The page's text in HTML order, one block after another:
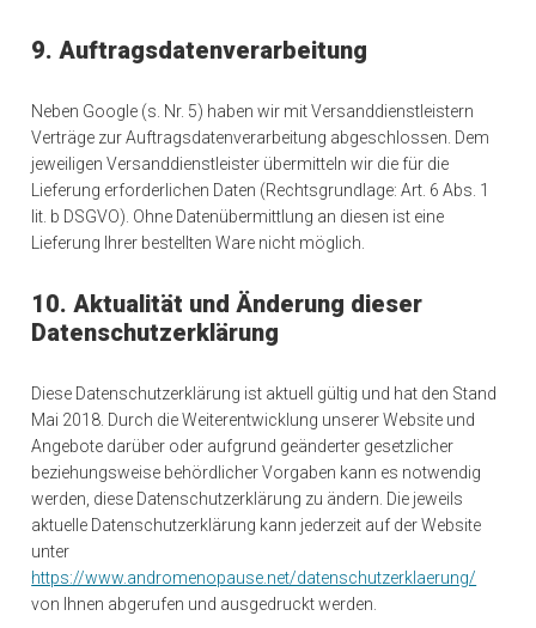
9. Auftragsdatenverarbeitung
Neben Google (s. Nr. 5) haben wir mit Versanddienstleistern
Verträge zur Auftragsdatenverarbeitung abgeschlossen. Dem
jeweiligen Versanddienstleister übermitteln wir die für die
Lieferung erforderlichen Daten (Rechtsgrundlage: Art. 6 Abs. 1
lit. b DSGVO). Ohne Datenübermittlung an diesen ist eine
Lieferung Ihrer bestellten Ware nicht möglich.
10. Aktualität und Änderung dieser
Datenschutzerklärung
Diese Datenschutzerklärung ist aktuell gültig und hat den Stand
Mai 2018. Durch die Weiterentwicklung unserer Website und
Angebote darüber oder aufgrund geänderter gesetzlicher
beziehungsweise behördlicher Vorgaben kann es notwendig
werden, diese Datenschutzerklärung zu ändern. Die jeweils
aktuelle Datenschutzerklärung kann jederzeit auf der Website
unter
https://www.andromenopause.net/datenschutzerklaerung/
von Ihnen abgerufen und ausgedruckt werden.